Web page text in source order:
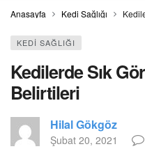
Anasayfa Kedi Sağlığı
KEDI SAĞLIĞI
Kedilerde Sık
Belirtileri
Hilal Gökgöz
Şubat 20, 2021